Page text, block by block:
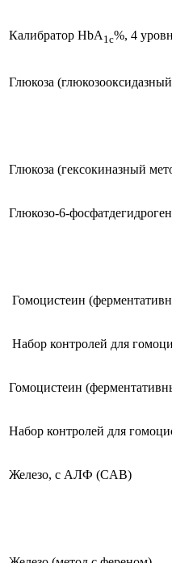
Калибратор HbА 1c%, 4
Глюкоза
Глюкоза (гексокиназный
Глюкозо-6-
Гомоцистеин
Набор контролей для
Гомоцистеин
Набор контролей для
Железо, с АЛФ (CAB)